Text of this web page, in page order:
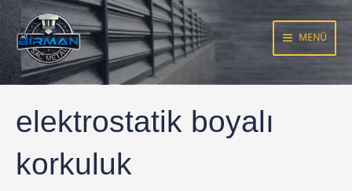
İçeriğe
atla
MENÜ
elektrostatik boyalı
korkuluk